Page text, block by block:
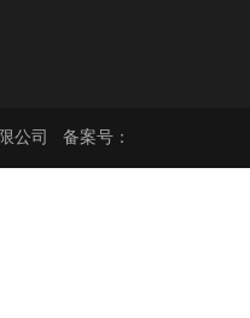
公司 备案号：